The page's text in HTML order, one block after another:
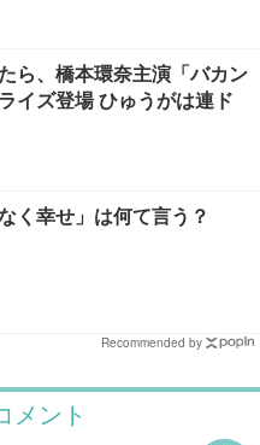
ら、橋本環奈主演「バカン
イズ登場 ひゅうがは連ド
く幸せ」は何て言う？
Recommended by